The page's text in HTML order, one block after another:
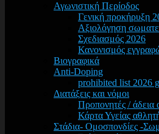
Αγωνιστική Περίοδος
Γενική προκήρυξη
Αξιολόγηση
Σχεδιασμός 2026
Κανονισμός
Βιογραφικά
Anti-Doping
prohibited list 2026
Διατάξεις και νόμοι
Προπονητές / άδεια
Κάρτα Υγείας
Στάδια- Ομοσπονδίες -